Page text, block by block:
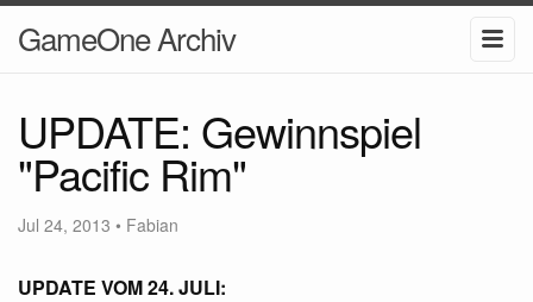
GameOne Archiv
UPDATE: Gewinnspiel
"Pacific Rim"
Jul 24, 2013 • Fabian
UPDATE VOM24.JULI: